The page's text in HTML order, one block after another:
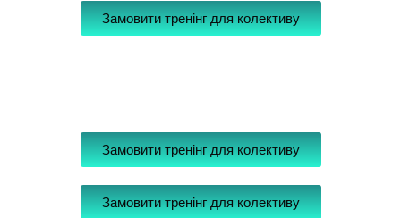
Замовити тренінг для колективу
Замовити тренінг для колективу
Замовити тренінг для колективу